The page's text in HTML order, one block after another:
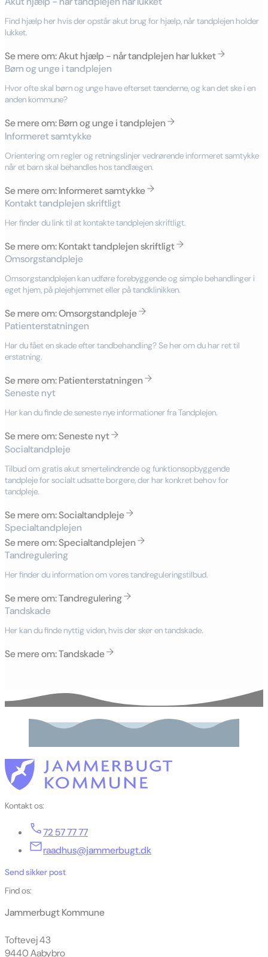
Find hjælp her hvis der opstår akut brug for hjælp, når tandplejen holder
lukket.
Se mere om: Akut hjælp - når tandplejen har lukket
Børn og unge i tandplejen
Hvor ofte skal børn og unge have efterset tænderne, og kan det ske i en
anden kommune?
Se mere om: Børn og unge i tandplejen
Informeret samtykke
Orientering om regler og retningslinjer vedrørende informeret samtykke
når et barn skal behandles hos tandlægen.
Se mere om: Informeret samtykke
Kontakt tandplejen skriftligt
Her finder du link til at kontakte tandplejen skriftligt.
Se mere om: Kontakt tandplejen skriftligt
Omsorgstandpleje
Omsorgstandplejen kan udføre forebyggende og simple behandlinger i
eget hjem, på plejehjemmet eller på tandklinikken.
Se mere om: Omsorgstandpleje
Patienterstatningen
Har du fået en skade efter tandbehandling? Se her om du har ret til
erstatning.
Se mere om: Patienterstatningen
Seneste nyt
Her kan du finde de seneste nye informationer fra Tandplejen.
Se mere om: Seneste nyt
Socialtandpleje
Tilbud om gratis akut smertelindrende og funktionsopbyggende
tandpleje for socialt udsatte borgere, der har konkret behov for
tandpleje.
Se mere om: Socialtandpleje
Specialtandplejen
Se mere om: Specialtandplejen
Tandregulering
Her finder du information om vores tandreguleringstilbud.
Se mere om: Tandregulering
Tandskade
Her kan du finde nyttig viden, hvis der sker en tandskade.
Se mere om: Tandskade
Kontakt os:
72 57 77 77
raadhus@jammerbugt.dk
Send sikker post
Find os:
Jammerbugt Kommune
Toftevej 43
9440 Aabybro